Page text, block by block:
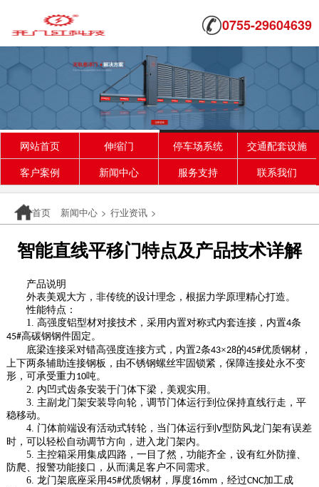
0755-29604639
网站首页 伸缩门 停车场系统
交通配套设施
客户案例
新闻中心 服务支持 联系我们
首页 新闻中心 > 行业资讯 >
智能直线平移门特点及产品技术详解
产品说明
外表美观大方，非传统的设计理念，根据力学原理精心打造。
性能特点：
1. 高强度铝型材对接技术，采用内置对称式内套连接，内置4条
45#高碳钢钢件固定。
底梁连接采对错高强度连接方式，内置2条43×28的45#优质钢材，
上下两条辅助连接钢板，由不锈钢螺丝牢固锁紧，保障连接处永不变
形，可承受重力 10吨。
2. 内凹式齿条安装于门体下梁，美观实用。
3. 主副龙门架安装导向轮，调节门体运行到位保持直线行走，平
稳移动。
4. 门体前端设有活动式转轮，当门体运行到 V型防风龙门架有误差
时，可以轻松自动调节方向，进入龙门架内。
5. 主控箱采用集成四路，一目了然，功能齐全，设有红外防撞、
防爬、报警功能接口，从而满足客户不同需求。
6. 龙门架底座采用45#优质钢材，厚度16mm，经过CNC加工成